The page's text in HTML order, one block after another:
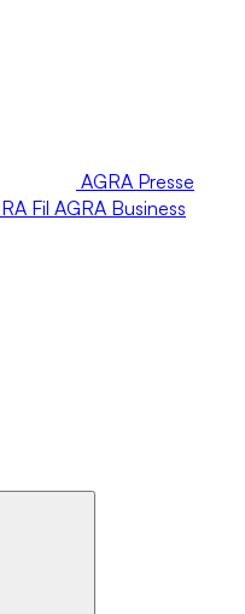
AGRA Presse
Fil AGRA Business